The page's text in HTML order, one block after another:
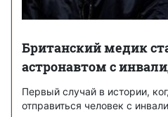
Британский медик
астронавтом с
Первый случай в истории,
отправиться человек с